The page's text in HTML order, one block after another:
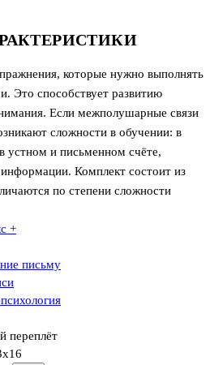
которые нужно выполнять
Это способствует развитию
Если межполушарные связи
сложности в обучении: в
устном и письменном счёте,
Комплект состоит из
по степени сложности
+
письму
переплёт